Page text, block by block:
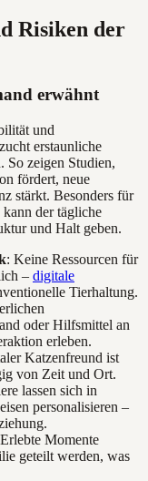
Risiken der
erwähnt
und
erstaunliche
So zeigen Studien,
fördert, neue
stärkt. Besonders für
der tägliche
und Halt geben.
: Keine Ressourcen für
– digitale
Tierhaltung.
oder Hilfsmittel an
erleben.
Katzenfreund ist
von Zeit und Ort.
lassen sich in
personalisieren –
Momente
geteilt werden, was